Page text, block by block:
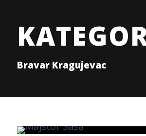
Bravar Kragujevac